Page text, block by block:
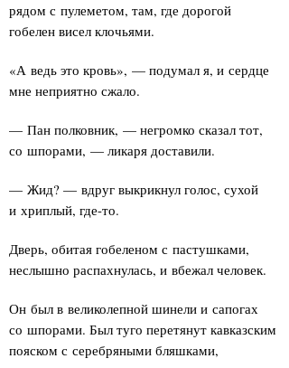
рядом с пулеметом, там, где дорогой
гобелен висел клочьями.
«А ведь это кровь», — подумал я, и сердце
мне неприятно сжало.
— Пан полковник, — негромко сказал тот,
со шпорами, — ликаря доставили.
— Жид? — вдруг выкрикнул голос, сухой
и хриплый, где-то.
Дверь, обитая гобеленом с пастушками,
неслышно распахнулась, и вбежал человек.
Он был в великолепной шинели и сапогах
со шпорами. Был туго перетянут кавказским
пояском с серебряными бляшками,